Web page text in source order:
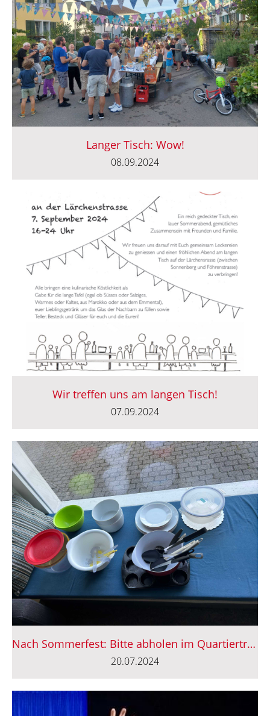
Langer Tisch: Wow!
08.09.2024
Wir treffen uns am langen Tisch!
07.09.2024
Nach Sommerfest: Bitte abholen im Quartiertreff
20.07.2024